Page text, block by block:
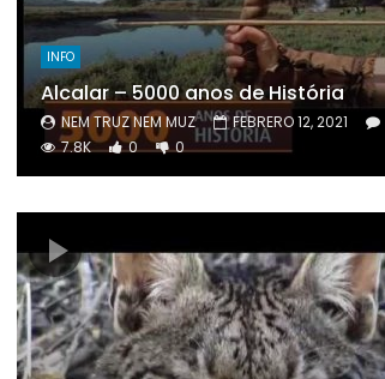
INFO
Alcalar– 5000anos de História
NEM TRUZ NEM MUZ FEBRERO 12, 2021
7.8K
0 0